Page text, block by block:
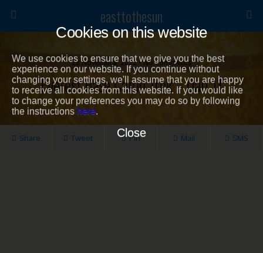
Cookies on this website
We use cookies to ensure that we give you the best
experience on our website. If you continue without
changing your settings, we'll assume that you are happy
to receive all cookies from this website. If you would like
to change your preferences you may do so by following
the instructions here.
Close
easttothesun
28 Novembra, 2022 • No Comments
Everest Base Camp Trek – Dan 11
Share Tweet Pin Mail SMS